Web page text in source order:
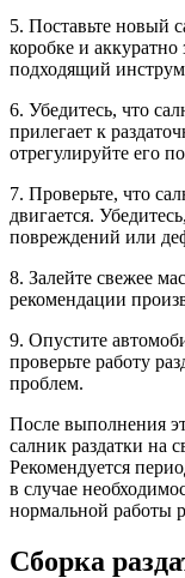
5. Поставьте новый
коробке и аккуратно
подходящий
6. Убедитесь, что
прилегает к
отрегулируйте его
7. Проверьте, что
двигается.
повреждений или
8. Залейте свежее
рекомендации
9. Опустите
проверьте работу
проблем.
После выполнения
салник раздатки на
Рекомендуется
в случае
нормальной работы
Сборка